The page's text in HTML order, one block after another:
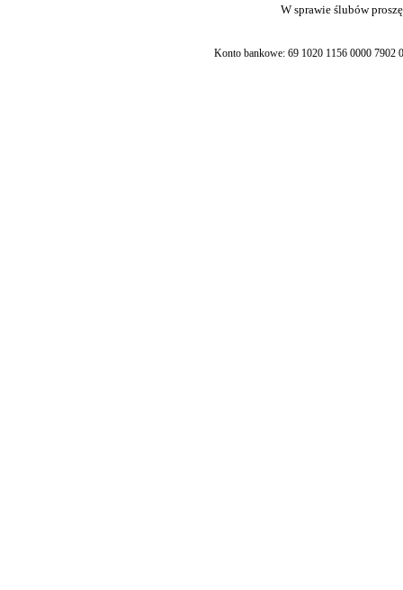
W sprawie ślubów
Konto bankowe: 69 1020 1156 0000 7902